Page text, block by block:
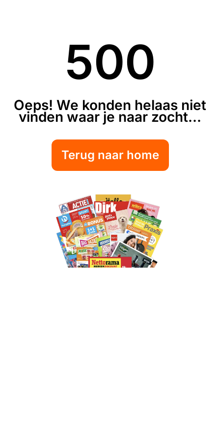
500
Oeps! We konden helaas niet
vinden waar je naar zocht...
Terug naar home